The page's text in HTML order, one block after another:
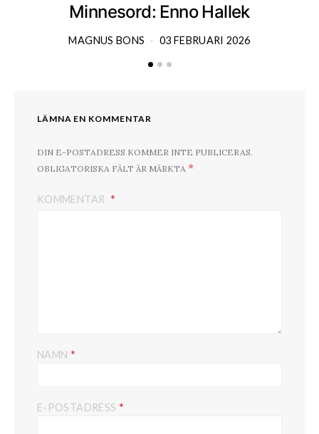
Minnesord: Enno Hallek
MAGNUS BONS 03 FEBRUARI 2026
LÄMNA EN KOMMENTAR
DIN E-POSTADRESS KOMMER INTE PUBLICERAS.
OBLIGATORISKA FÄLT ÄR MÄRKTA *
KOMMENTAR
NAMN *
E-POSTADRESS *